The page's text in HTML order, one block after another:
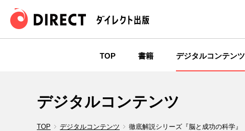
TOP 書籍 デジタルコンテンツ
デジタルコンテンツ
TOP デジタルコンテンツ 徹底解説シリーズ『脳と成功の科学』